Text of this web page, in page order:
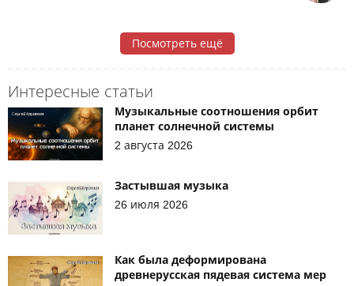
Посмотреть ещё
Интересные статьи
Музыкальные соотношения орбит
планет солнечной системы
2 августа 2026
Застывшая музыка
26 июля 2026
Как была деформирована
древнерусская пядевая система мер